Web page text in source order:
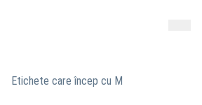
Etichete care încep cu M